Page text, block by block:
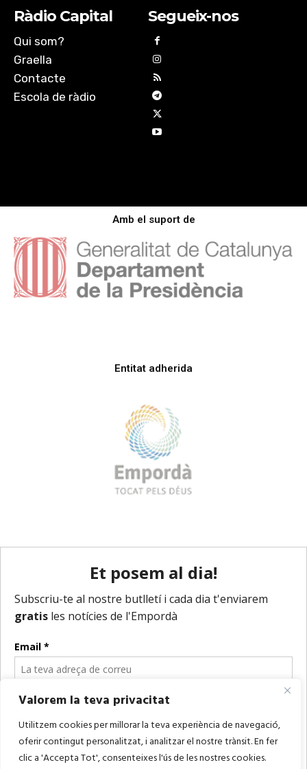
Valorem la teva privacitat
Utilitzem cookies per millorar la teva experiència de navegació,
oferir contingut personalitzat, i analitzar el nostre trànsit. En fer
clic a 'Accepta Tot', consenteixes l'ús de les nostres cookies.
Ràdio Capital
Qui som?
Graella
Contacte
Escola de ràdio
Segueix-nos
Amb el suport de
Entitat adherida